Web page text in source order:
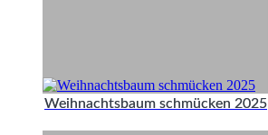
Weihnachtsbaum schmücken 2025